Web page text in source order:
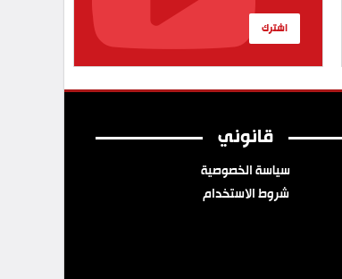
اشترك
قانوني
سياسة الخصوصية
شروط الاستخدام